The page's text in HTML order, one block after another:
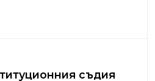
съдия